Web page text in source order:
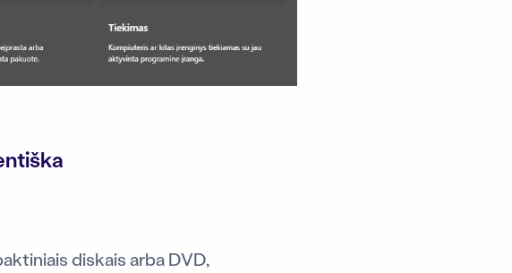
diskais arba DVD,